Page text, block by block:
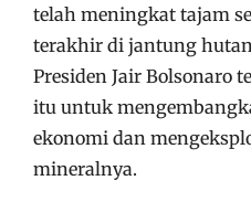
telah meningkat tajam
terakhir di jantung
Presiden Jair Bolsonaro
itu untuk
ekonomi dan
mineralnya.